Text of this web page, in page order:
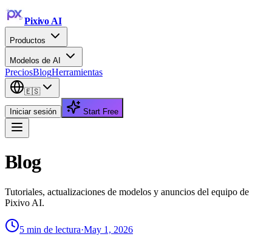
Pixivo AI
Productos
Modelos de AI
PreciosBlogHerramientas
🇪🇸
Iniciar sesión Start Free
Blog
Tutoriales, actualizaciones de modelos y anuncios del equipo de
Pixivo AI.
5 min de lectura·May 1, 2026